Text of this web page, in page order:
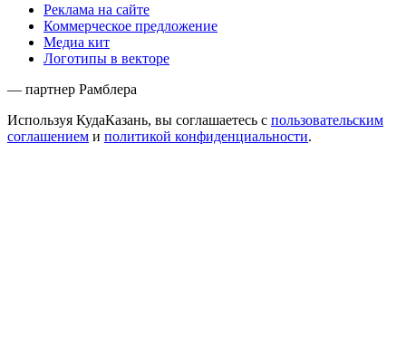
Реклама на сайте
Коммерческое предложение
Медиа кит
Логотипы в векторе
— партнер Рамблера
Используя КудаКазань, вы соглашаетесь с пользовательским
соглашением и политикой конфиденциальности.